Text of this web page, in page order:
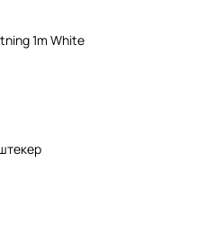
1m White